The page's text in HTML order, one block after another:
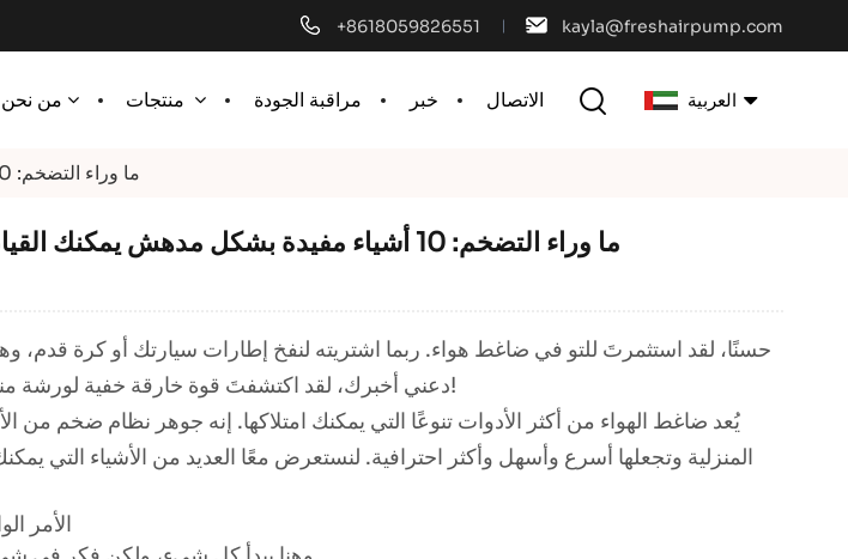
+8618059826551 kayla@freshairpump.com
من نحن مراقبة الجودة خبر الاتصال العربية
português
العربية
中文
ما وراء التضخم: 10 أشياء مفيدة بشكل مدهش يمكنك القيام بها باستخدام ضاغط الهواء
ما وراء التضخم: 10 أشياء مفيدة بشكل مدهش يمكنك القيام بها باستخدام ضاغط الهواء
حسنًا، لقد استثمرتَ للتو في ضاغط هواء. ربما اشتريته لنفخ إطارات سيارتك أو كرة قدم،
دعني أخبرك، لقد اكتشفتَ قوة خارقة خفية لورشة منزلك، ومرآبك، وحتى روتين تنظيفك!
يُعد ضاغط الهواء من أكثر الأدوات تنوعًا التي يمكنك امتلاكها. إنه جوهر نظام ضخم من
المنزلية وتجعلها أسرع وأسهل وأكثر احترافية. لنستعرض معًا العديد من الأشياء التي يمكنك
1.